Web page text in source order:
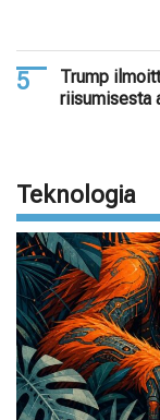
Trump
riisumisesta
Teknologia